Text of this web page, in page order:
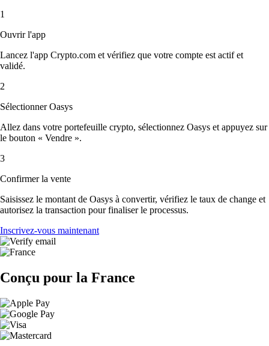
1
Ouvrir l'app
Lancez l'app Crypto.com et vérifiez que votre compte est actif et
validé.
2
Sélectionner Oasys
Allez dans votre portefeuille crypto, sélectionnez Oasys et appuyez sur
le bouton « Vendre ».
3
Confirmer la vente
Saisissez le montant de Oasys à convertir, vérifiez le taux de change et
autorisez la transaction pour finaliser le processus.
Inscrivez-vous maintenant
Conçu pour la France